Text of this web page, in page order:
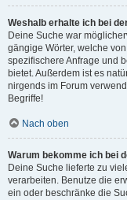
Weshalb erhalte ich bei
Deine Suche war
gängige Wörter, welche
spezifischere Anfrage und
bietet. Außerdem ist es
nirgends im Forum
Begriffe!
Nach oben
Warum bekomme ich bei
Deine Suche lieferte zu
verarbeiten. Benutze die
ein oder beschränke die